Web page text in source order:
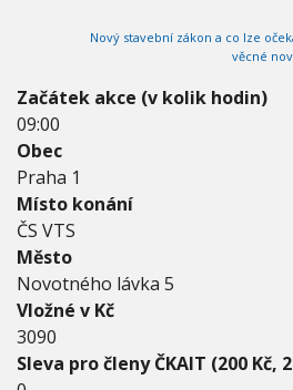
-
3
0
.
1
1
.
2
0
2
3
Nový stavební zákon a co lze
věcné
Začátek akce (v kolik hodin)
09:00
Obec
Praha 1
Místo konání
ČS VTS
Město
Novotného lávka 5
Vložné v Kč
3090
Sleva pro členy ČKAIT (200 Kč,